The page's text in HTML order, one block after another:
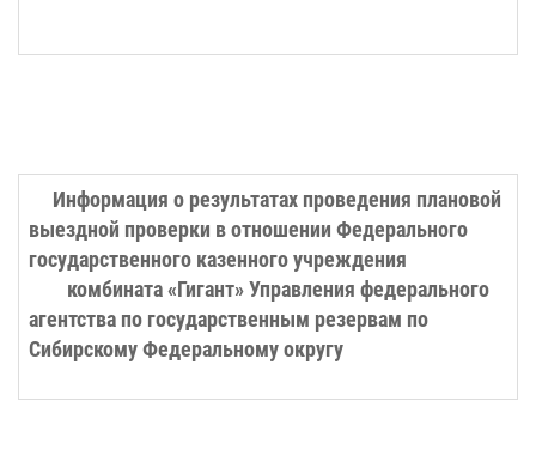
Информация о результатах проведения плановой
выездной проверки в отношении Федерального
государственного казенного учреждения
комбината «Гигант» Управления федерального
агентства по государственным резервам по
Сибирскому Федеральному округу